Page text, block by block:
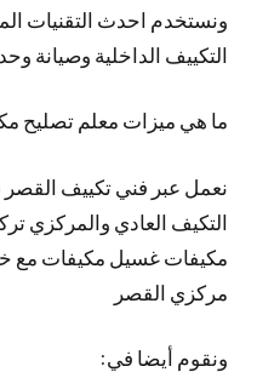
ونستخدم احدث التقنيات
التكييف الداخلية وصيانة
ما هي ميزات معلم تصليح
نعمل عبر فني تكييف
التكيف العادي والمركزي
مكيفات غسيل مكيفات مع
مركزي القصر
ونقوم أيضا في: